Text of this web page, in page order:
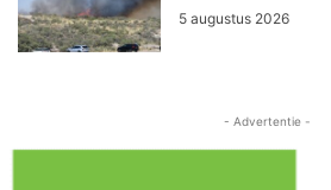
5 augustus 2026
- Advertentie -